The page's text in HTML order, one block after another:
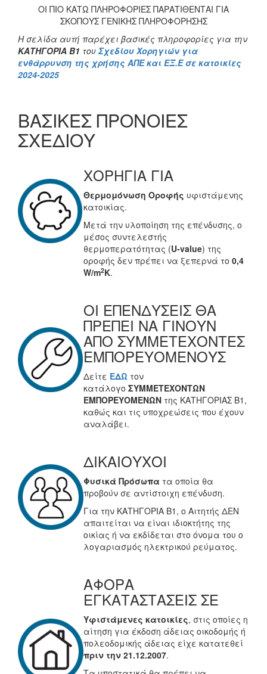
ΟΙ ΠΙΟ ΚΑΤΩ ΠΛΗΡΟΦΟΡΙΕΣ ΠΑΡΑΤΙΘΕΝΤΑΙ ΓΙΑ
ΣΚΟΠΟΥΣ ΓΕΝΙΚΗΣ ΠΛΗΡΟΦΟΡΗΣΗΣ
Η σελίδα αυτή παρέχει βασικές πληροφορίες για την
ΚΑΤΗΓΟΡΙΑ Β1 του Σχεδίου Χορηγιών για
ενθάρρυνση της χρήσης ΑΠΕ και ΕΞ.Ε σε κατοικίες
2024-2025
ΒΑΣΙΚΕΣ ΠΡΟΝΟΙΕΣ
ΣΧΕΔΙΟΥ
ΧΟΡΗΓΙΑ ΓΙΑ
Θερμομόνωση Οροφής υφιστάμενης
κατοικίας.
Μετά την υλοποίηση της επένδυσης, ο
μέσος συντελεστής
θερμοπερατότητας (U-value) της
οροφής δεν πρέπει να ξεπερνά το 0,4
W/m2K.
ΟΙ ΕΠΕΝΔΥΣΕΙΣ ΘΑ
ΠΡΕΠΕΙ ΝΑ ΓΙΝΟΥΝ
ΑΠΟ ΣΥΜΜΕΤΕΧΟΝΤΕΣ
ΕΜΠΟΡΕΥΟΜΕΝΟΥΣ
Δείτε ΕΔΩ τον
κατάλογο ΣΥΜΜΕΤΕΧΟΝΤΩΝ
ΕΜΠΟΡΕΥΟΜΕΝΩΝ της ΚΑΤΗΓΟΡΙΑΣ Β1,
καθώς και τις υποχρεώσεις που έχουν
αναλάβει.
ΔΙΚΑΙΟΥΧΟΙ
Φυσικά Πρόσωπα τα οποία θα
προβούν σε αντίστοιχη επένδυση.
Για την ΚΑΤΗΓΟΡΙΑ Β1, ο Αιτητής ΔΕΝ
απαιτείται να είναι ιδιοκτήτης της
οικίας ή να εκδίδεται στο όνομα του ο
λογαριασμός ηλεκτρικού ρεύματος.
ΑΦΟΡΑ
ΕΓΚΑΤΑΣΤΑΣΕΙΣ ΣΕ
Υφιστάμενες κατοικίες, στις οποίες η
αίτηση για έκδοση άδειας οικοδομής ή
πολεοδομικής άδειας είχε κατατεθεί
πριν την 21.12.2007.